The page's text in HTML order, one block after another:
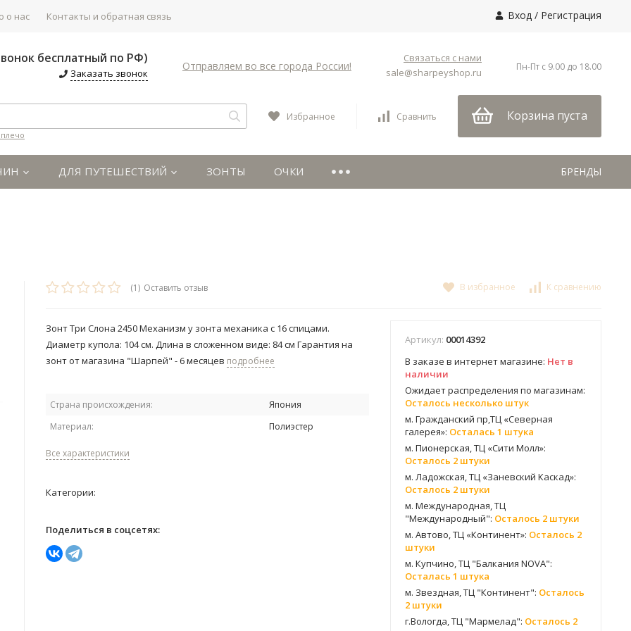
о нас Контакты и обратная связь Вход / Регистрация
бесплатный по РФ)
Заказать звонок
Отправляем во все города России!
Связаться с нами
sale@sharpeyshop.ru
Пн-Пт с 9.00 до 18.00
Избранное Сравнить Корзина пуста
ДЛЯ ПУТЕШЕСТВИЙ ЗОНТЫ ОЧКИ БРЕНДЫ
(1) Оставить отзыв В избранное К сравнению
Зонт Три Слона 2450 Механизм у зонта механика с 16 спицами.
Диаметр купола: 104 см. Длина в сложенном виде: 84 см Гарантия на
зонт от магазина "Шарпей" - 6 месяцев подробнее
Страна происхождения:
Япония
Материал:
Полиэстер
Все характеристики
Категории:
Поделиться в соцсетях:
Артикул: 00014392
В заказе в интернет магазине: Нет в
наличии
Ожидает распределения по магазинам:
Осталось несколько штук
м. Гражданский пр,ТЦ «Северная
галерея»: Осталась 1 штука
м. Пионерская, ТЦ «Сити Молл»:
Осталось 2 штуки
м. Ладожская, ТЦ «Заневский Каскад»:
Осталось 2 штуки
м. Международная, ТЦ
"Международный": Осталось 2 штуки
м. Автово, ТЦ «Континент»: Осталось 2
штуки
м. Купчино, ТЦ "Балкания NOVA":
Осталась 1 штука
м. Звездная, ТЦ "Континент": Осталось
2 штуки
г.Вологда, ТЦ "Мармелад": Осталось 2